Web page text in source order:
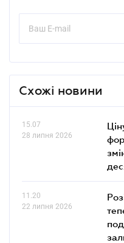
Схожі новини
15.07
28 липня 2026
11.20
22 липня 2026